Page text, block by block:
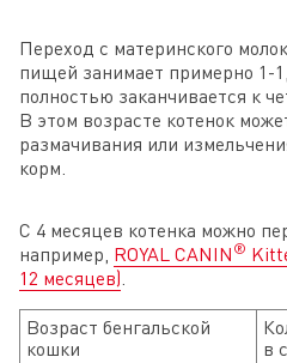
Переход с материнского
пищей занимает примерно 1-
полностью заканчивается к
В этом возрасте котенок
размачивания или
корм.
С 4 месяцев котенка можно
например, ROYAL CANIN ®
12 месяцев).
Возраст бенгальской
кошки
в